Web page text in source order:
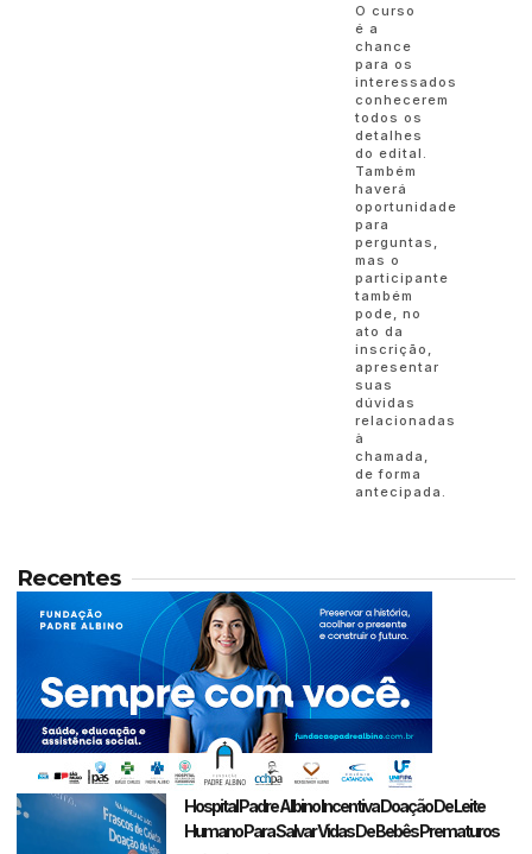
O curso
é a
chance
para os
interessados
conhecerem
todos os
detalhes
do edital.
Também
haverá
oportunidade
para
perguntas,
mas o
participante
também
pode, no
ato da
inscrição,
apresentar
suas
dúvidas
relacionadas
à
chamada,
de forma
antecipada.
Recentes
Hospital Padre Albino Incentiva Doação De Leite
Humano Para Salvar Vidas De Bebês Prematuros